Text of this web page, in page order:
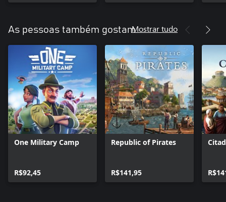
As pessoas também gostamMostrar tudo
One Military Camp
R$92,45
Republic of Pirates
R$141,95